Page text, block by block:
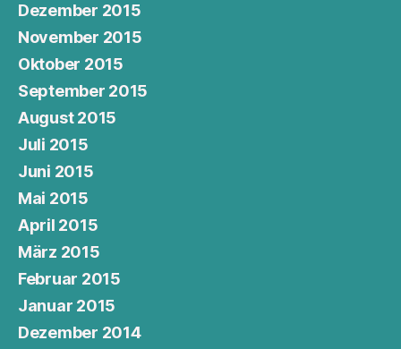
Dezember 2015
November 2015
Oktober 2015
September 2015
August 2015
Juli 2015
Juni 2015
Mai 2015
April 2015
März 2015
Februar 2015
Januar 2015
Dezember 2014